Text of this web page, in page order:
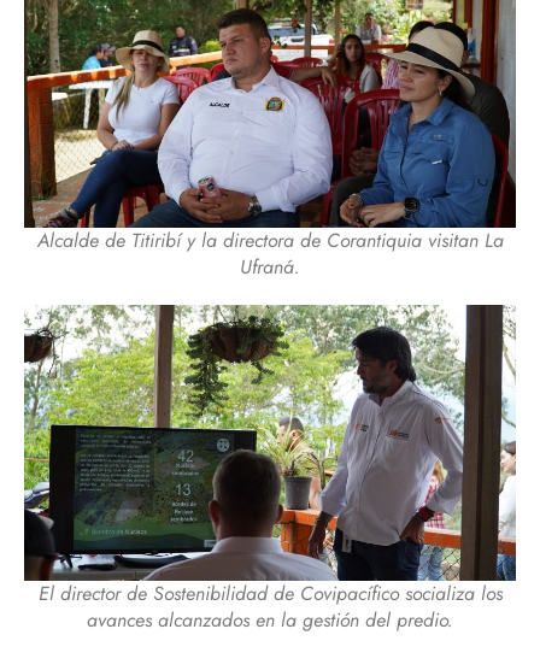
Alcalde de Titiribí y la directora de Corantiquia visitan La
Ufraná.
El director de Sostenibilidad de Covipacífico socializa los
avances alcanzados en la gestión del predio.